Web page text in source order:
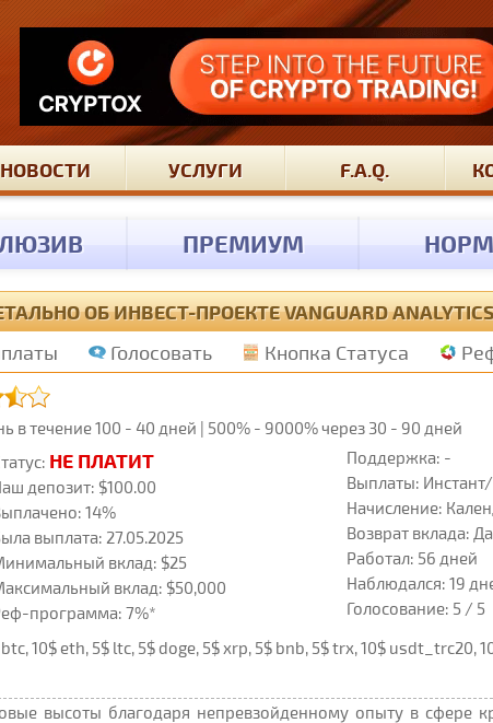
НОВОСТИ УСЛУГИ F.A.Q.
ПРЕМИУМ
ОБ ИНВЕСТ-ПРОЕКТЕ VANGUARD
Голосовать Кнопка Статуса
в течение 100 - 40 дней | 500% - 9000% через 30 - 90 дней
НЕ ПЛАТИТ
депозит: $100.00
14%
выплата: 27.05.2025
вклад: $25
вклад: $50,000
программа: 7%*
Поддержка: -
Выплаты:
Начисление:
Возврат вклада:
Работал: 56 дней
Наблюдался: 19
Голосование: 5 / 5
10$ eth, 5$ ltc, 5$ doge, 5$ xrp, 5$ bnb, 5$ trx, 10$ usdt_trc20,
высоты благодаря непревзойденному опыту в сфере